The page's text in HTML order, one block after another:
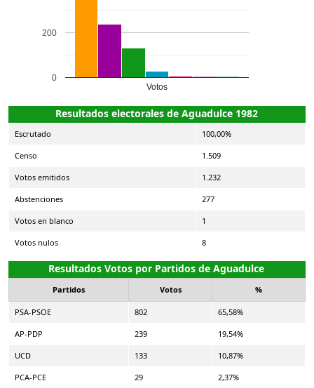
Votos
0
200
Resultados electorales de Aguadulce 1982
Escrutado 100,00%
Censo 1.509
Votos emitidos 1.232
Abstenciones 277
Votos en blanco 1
Votos nulos 8
Resultados Votos por Partidos de Aguadulce
Partidos Votos %
PSA-PSOE 802 65,58%
AP-PDP 239 19,54%
UCD 133 10,87%
PCA-PCE 29 2,37%